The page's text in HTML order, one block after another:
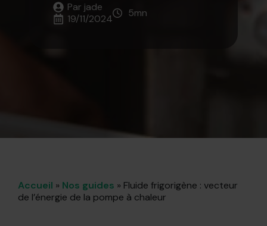
Par jade
19/11/2024
5mn
Accueil » Nos guides » Fluide frigorigène : vecteur
de l’énergie de la pompe à chaleur